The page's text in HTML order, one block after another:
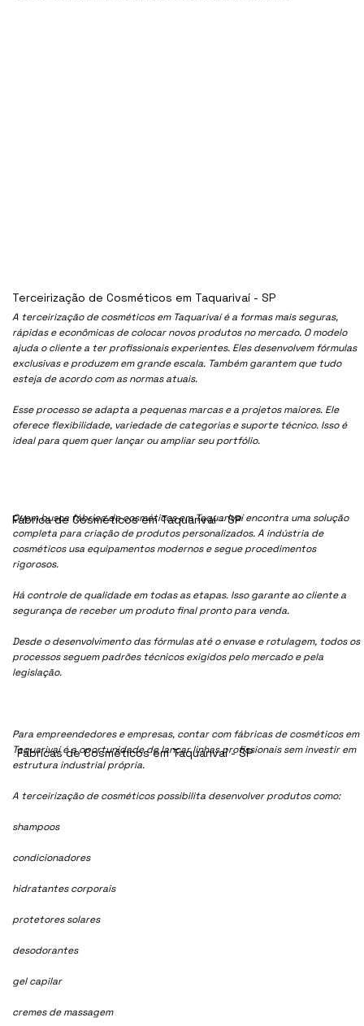
A terceirização de cosméticos em Taquarivaí é a formas mais seguras,
rápidas e econômicas de colocar novos produtos no mercado. O modelo
ajuda o cliente a ter profissionais experientes. Eles desenvolvem fórmulas
exclusivas e produzem em grande escala. Também garantem que tudo
esteja de acordo com as normas atuais.
Esse processo se adapta a pequenas marcas e a projetos maiores. Ele
oferece flexibilidade, variedade de categorias e suporte técnico. Isso é
ideal para quem quer lançar ou ampliar seu portfólio.
Quem busca fábrica de cosméticos em Taquarivaí encontra uma solução
completa para criação de produtos personalizados. A indústria de
cosméticos usa equipamentos modernos e segue procedimentos
rigorosos.
Há controle de qualidade em todas as etapas. Isso garante ao cliente a
segurança de receber um produto final pronto para venda.
Desde o desenvolvimento das fórmulas até o envase e rotulagem, todos os
processos seguem padrões técnicos exigidos pelo mercado e pela
legislação.
Para empreendedores e empresas, contar com fábricas de cosméticos em
Taquarivaí é a oportunidade de lançar linhas profissionais sem investir em
estrutura industrial própria.
A terceirização de cosméticos possibilita desenvolver produtos como:
shampoos
condicionadores
hidratantes corporais
protetores solares
desodorantes
gel capilar
cremes de massagem
Fábrica de Cosméticos em Taquarivaí - SP
Terceirização de Cosméticos em Taquarivaí - SP
Fábricas de Cosméticos em Taquarivaí - SP